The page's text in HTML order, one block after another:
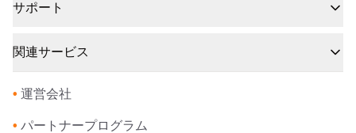
サポート
関連サービス
• 運営会社
• パートナープログラム